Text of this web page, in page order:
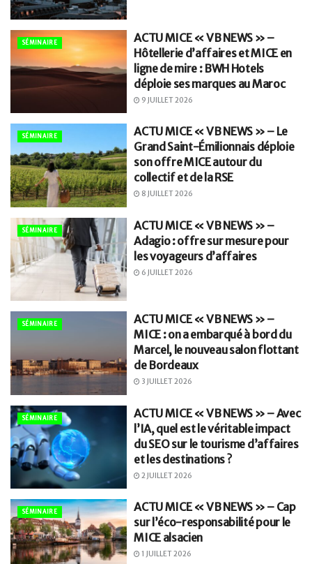
SÉMINAIRE
ACTU MICE « VB NEWS » –
Hôtellerie d’affaires et MICE en
ligne de mire : BWH Hotels
déploie ses marques au Maroc
9 JUILLET 2026
SÉMINAIRE
ACTU MICE « VB NEWS » – Le
Grand Saint-Émilionnais déploie
son offre MICE autour du
collectif et de la RSE
8 JUILLET 2026
SÉMINAIRE
ACTU MICE « VB NEWS » –
Adagio : offre sur mesure pour
les voyageurs d’affaires
6 JUILLET 2026
SÉMINAIRE
ACTU MICE « VB NEWS » –
MICE : on a embarqué à bord du
Marcel, le nouveau salon flottant
de Bordeaux
3 JUILLET 2026
SÉMINAIRE
ACTU MICE « VB NEWS » – Avec
l’IA, quel est le véritable impact
du SEO sur le tourisme d’affaires
et les destinations ?
2 JUILLET 2026
SÉMINAIRE
ACTU MICE « VB NEWS » – Cap
sur l’éco-responsabilité pour le
MICE alsacien
1 JUILLET 2026